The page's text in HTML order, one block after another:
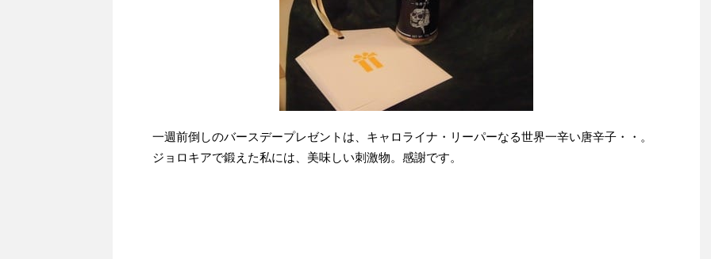
一週前倒しのバースデープレゼントは、キャロライナ・リーパーなる世界一辛い唐辛子・・。
ジョロキアで鍛えた私には、美味しい刺激物。感謝です。